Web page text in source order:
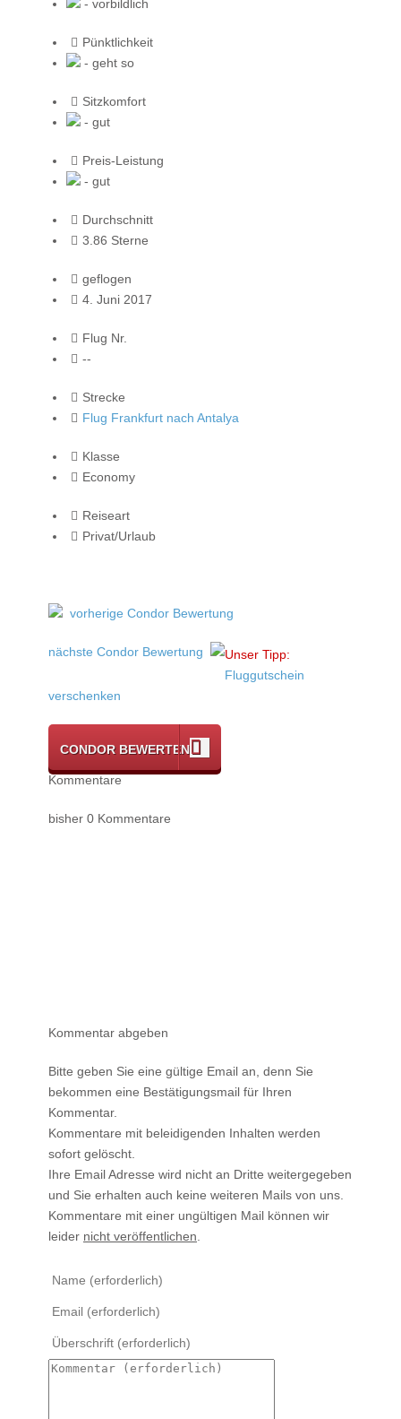
- vorbildlich
Pünktlichkeit
- geht so
Sitzkomfort
- gut
Preis-Leistung
- gut
Durchschnitt
3.86 Sterne
geflogen
4. Juni 2017
Flug Nr.
--
Strecke
Flug Frankfurt nach Antalya
Klasse
Economy
Reiseart
Privat/Urlaub
vorherige Condor Bewertung
nächste Condor Bewertung
Unser Tipp:
Fluggutschein
verschenken
CONDOR BEWERTEN
Kommentare
bisher 0 Kommentare
Kommentar abgeben
Bitte geben Sie eine gültige Email an, denn Sie
bekommen eine Bestätigungsmail für Ihren
Kommentar.
Kommentare mit beleidigenden Inhalten werden
sofort gelöscht.
Ihre Email Adresse wird nicht an Dritte weitergegeben
und Sie erhalten auch keine weiteren Mails von uns.
Kommentare mit einer ungültigen Mail können wir
leider nicht veröffentlichen